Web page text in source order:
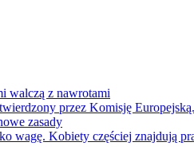
walczą z nawrotami
przez Komisję
zasady
wagę. Kobiety częściej znajdują